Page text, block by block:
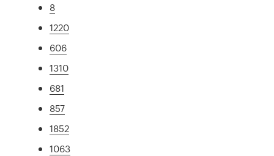
8
1220
606
1310
681
857
1852
1063